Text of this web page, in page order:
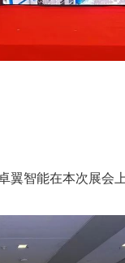
翼智能在本次展会